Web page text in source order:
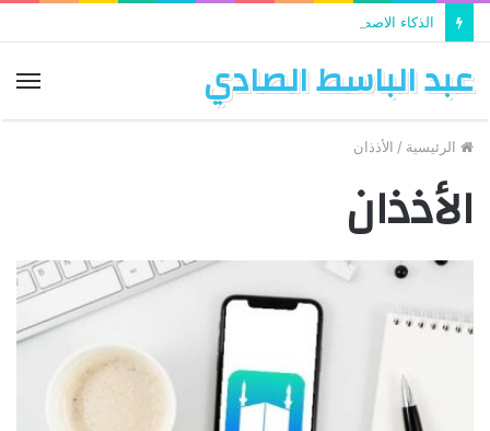
الذكاء الاصطناعي يستخدم في تطوير التعليم
عبد الباسط الصادي
الرئيسية / الأذذان
الأذذان